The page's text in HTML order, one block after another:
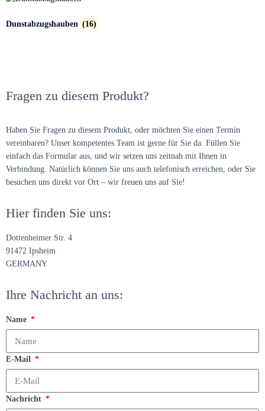
Dunstabzugshauben (16)
Fragen zu diesem Produkt?
Haben Sie Fragen zu diesem Produkt, oder möchten Sie einen Termin
vereinbaren? Unser kompetentes Team ist gerne für Sie da. Füllen Sie
einfach das Formular aus, und wir setzen uns zeitnah mit Ihnen in
Verbindung. Natürlich können Sie uns auch telefonisch erreichen, oder Sie
besuchen uns direkt vor Ort – wir freuen uns auf Sie!
Hier finden Sie uns:
Dottenheimer Str. 4
91472 Ipsheim
GERMANY
Ihre Nachricht an uns:
Name
E-Mail
Nachricht